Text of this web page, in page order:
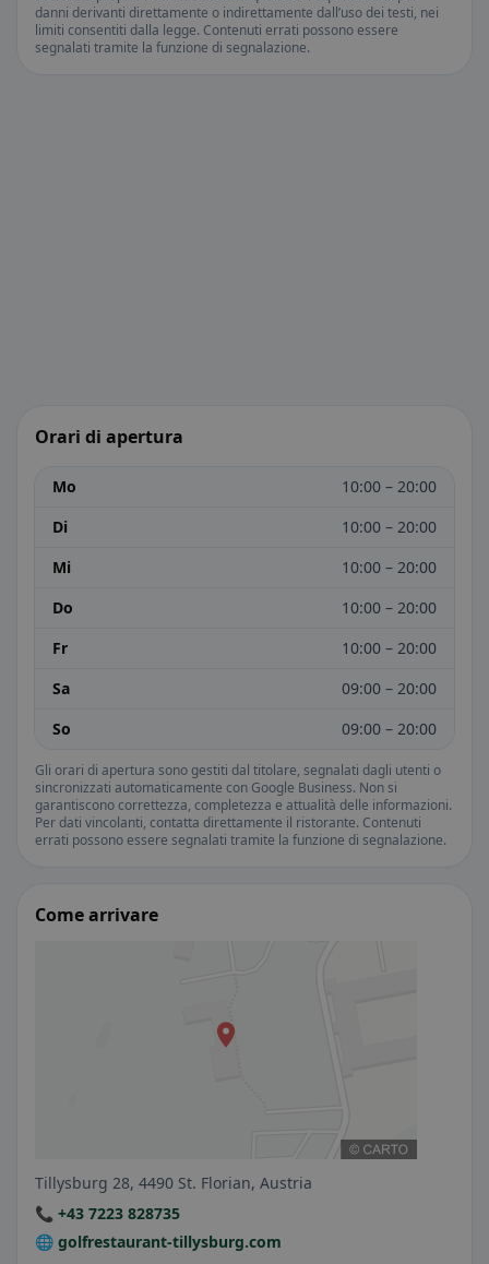
danni derivanti direttamente o indirettamente dall’uso dei testi, nei
limiti consentiti dalla legge. Contenuti errati possono essere
segnalati tramite la funzione di segnalazione.
Orari di apertura
Mo
10:00 – 20:00
Di
10:00 – 20:00
Mi
10:00 – 20:00
Do
10:00 – 20:00
Fr
10:00 – 20:00
Sa
09:00 – 20:00
So
09:00 – 20:00
Gli orari di apertura sono gestiti dal titolare, segnalati dagli utenti o
sincronizzati automaticamente con Google Business. Non si
garantiscono correttezza, completezza e attualità delle informazioni.
Per dati vincolanti, contatta direttamente il ristorante. Contenuti
errati possono essere segnalati tramite la funzione di segnalazione.
Come arrivare
Tillysburg 28, 4490 St. Florian, Austria
📞 +43 7223 828735
🌐 golfrestaurant-tillysburg.com